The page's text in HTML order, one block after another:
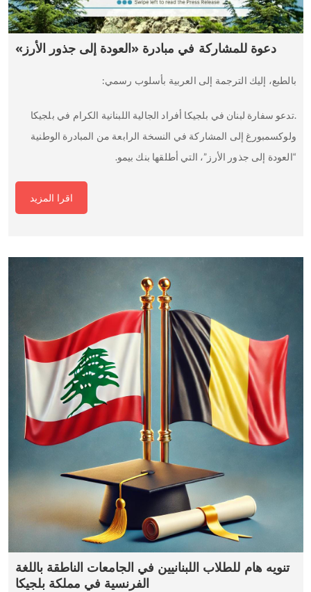
دعوة للمشاركة في مبادرة «العودة إلى جذور الأرز»
بالطبع، إليك الترجمة إلى العربية بأسلوب رسمي:
.تدعو سفارة لبنان في بلجيكا أفراد الجالية اللبنانية الكرام في بلجيكا
ولوكسمبورغ إلى المشاركة في النسخة الرابعة من المبادرة الوطنية
“العودة إلى جذور الأرز”، التي أطلقها بنك بيمو.
اقرا المزيد
تنويه هام للطلاب اللبنانيين في الجامعات الناطقة باللغة
الفرنسية في مملكة بلجيكا